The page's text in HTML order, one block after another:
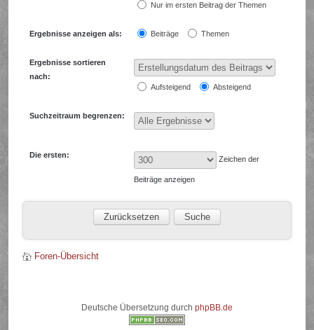
Nur im ersten Beitrag der Themen
Ergebnisse anzeigen als: Beiträge Themen
Ergebnisse sortieren
nach:
Aufsteigend
Absteigend
Suchzeitraum begrenzen:
Die ersten:
Zeichen der
Beiträge anzeigen
Foren-Übersicht
Deutsche Übersetzung durch phpBB.de